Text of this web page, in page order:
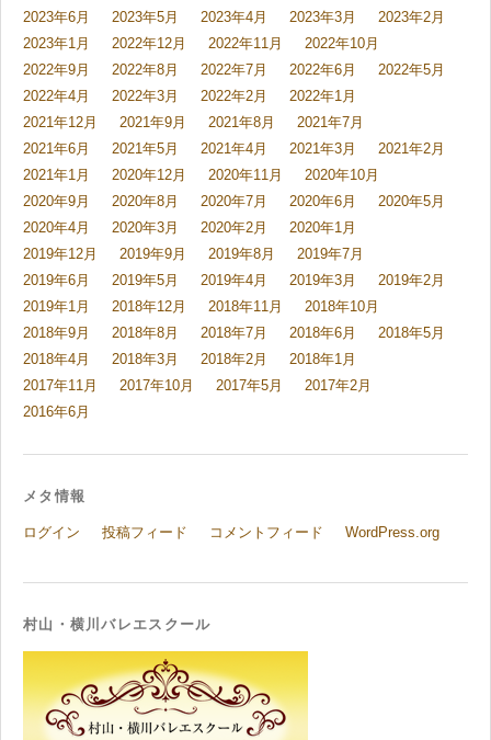
2023年6月
2023年5月 2023年4月 2023年3月
2023年2月
2023年1月
2022年12月 2022年11月
2022年10月
2022年9月
2022年8月 2022年7月 2022年6月
2022年5月
2022年4月
2022年3月 2022年2月
2022年1月
2021年12月
2021年9月 2021年8月
2021年7月
2021年6月
2021年5月 2021年4月 2021年3月
2021年2月
2021年1月
2020年12月 2020年11月
2020年10月
2020年9月
2020年8月 2020年7月 2020年6月
2020年5月
2020年4月
2020年3月 2020年2月
2020年1月
2019年12月
2019年9月 2019年8月
2019年7月
2019年6月
2019年5月 2019年4月 2019年3月
2019年2月
2019年1月
2018年12月 2018年11月
2018年10月
2018年9月
2018年8月 2018年7月 2018年6月
2018年5月
2018年4月
2018年3月 2018年2月
2018年1月
2017年11月
2017年10月 2017年5月
2017年2月
2016年6月
メタ情報
ログイン 投稿フィード コメントフィード WordPress.org
村山・横川バレエスクール